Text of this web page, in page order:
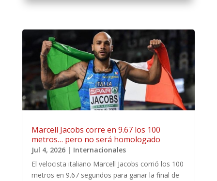
Marcell Jacobs corre en 9.67 los 100
metros… pero no será homologado
Jul 4, 2026| Internacionales
El velocista italiano Marcell Jacobs corrió los 100
metros en 9.67 segundos para ganar la final de